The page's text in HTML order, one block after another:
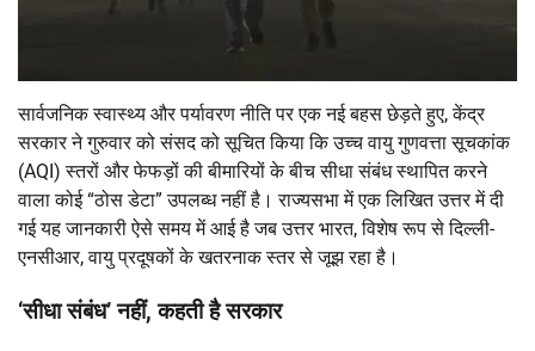
सार्वजनिक स्वास्थ्य और पर्यावरण नीति पर एक नई बहस छेड़ते हुए, केंद्र
सरकार ने गुरुवार को संसद को सूचित किया कि उच्च वायु गुणवत्ता सूचकांक
(AQI) स्तरों और फेफड़ों की बीमारियों के बीच सीधा संबंध स्थापित करने
वाला कोई “ठोस डेटा” उपलब्ध नहीं है। राज्यसभा में एक लिखित उत्तर में दी
गई यह जानकारी ऐसे समय में आई है जब उत्तर भारत, विशेष रूप से दिल्ली-
एनसीआर, वायु प्रदूषकों के खतरनाक स्तर से जूझ रहा है।
‘सीधा संबंध’ नहीं, कहती है सरकार